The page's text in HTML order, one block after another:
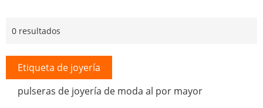
0 resultados
Etiqueta de joyería
pulseras de joyería de moda al por mayor